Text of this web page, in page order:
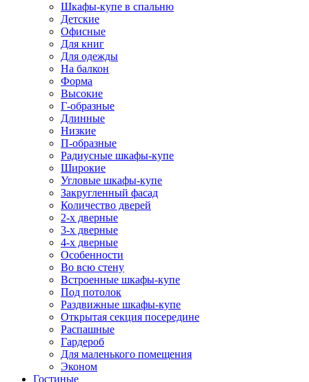
Шкафы-купе в спальню
Детские
Офисные
Для книг
Для одежды
На балкон
Форма
Высокие
Г-образные
Длинные
Низкие
П-образные
Радиусные шкафы-купе
Широкие
Угловые шкафы-купе
Закругленный фасад
Количество дверей
2-х дверные
3-х дверные
4-х дверные
Особенности
Во всю стену
Встроенные шкафы-купе
Под потолок
Раздвижные шкафы-купе
Открытая секция посередине
Распашные
Гардероб
Для маленького помещения
Эконом
Гостиные